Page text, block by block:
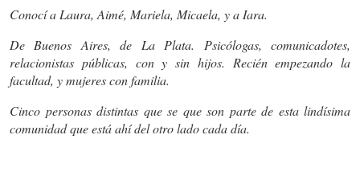
Conocí a Laura, Aimé, Mariela, Micaela, y a Iara.
De Buenos Aires, de La Plata. Psicólogas, comunicadotes,
relacionistas públicas, con y sin hijos. Recién empezando la
facultad, y mujeres con familia.
Cinco personas distintas que se que son parte de esta lindísima
comunidad que está ahí del otro lado cada día.